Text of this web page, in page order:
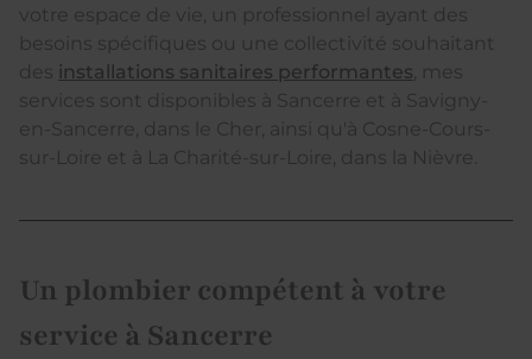
votre espace de vie, un professionnel ayant des
besoins spécifiques ou une collectivité souhaitant
des installations sanitaires performantes, mes
services sont disponibles à Sancerre et à Savigny-
en-Sancerre, dans le Cher, ainsi qu'à Cosne-Cours-
sur-Loire et à La Charité-sur-Loire, dans la Nièvre.
Un plombier compétent à votre
service à Sancerre